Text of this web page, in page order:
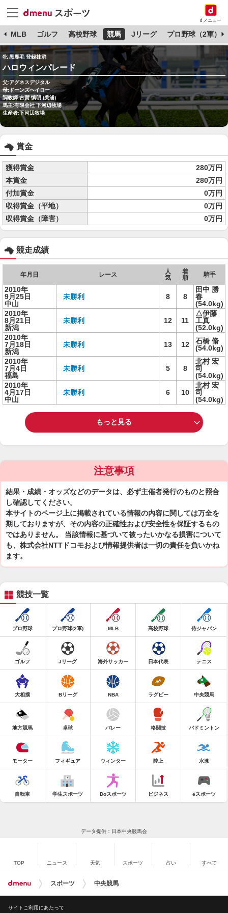
dメニュー
MLB ゴルフ 高校野球 競馬 Jリーグ プロ野球（2軍）
牝 黒鹿毛 登録抹消
ハロウィンパレード
父:アグネスデジタル
母:ドーンズヘイロー
調教師:古賀 慎明 (美浦)
馬主:有限会社 下河辺牧場
生産者:下河辺牧場
賞金
獲得賞金
280万円
本賞金
280万円
付加賞金
0万円
収得賞金（平地）
0万円
収得賞金（障害）
0万円
競走成績
年月日 レース
人
気
着
順
騎手
2010年
9月25日
中山
未勝利 8 8
田中 勝
春
(54.0kg)
2010年
8月21日
新潟
未勝利 12 11
△伊藤
工真
(52.0kg)
2010年
7月18日
新潟
未勝利 13 12
石橋 脩
(54.0kg)
2010年
7月4日
福島
未勝利 5 8
北村 宏
司
(54.0kg)
2010年
4月17日
中山
未勝利 6 10
北村 宏
司
(54.0kg)
もっと見る
注意事項
結果・成績・オッズなどのデータは、必ず主催者発行のものと照合
し確認してください。
本サイトのページ上に掲載されている情報の内容に関しては万全を
期しておりますが、その内容の正確性および安全性を保証するもの
ではありません。 当該情報に基づいて被ったいかなる損害について
も、株式会社NTTドコモおよび情報提供者は一切の責任を負いかね
ます。
競技一覧
プロ野球 プロ野球(2軍) MLB 高校野球 侍ジャパン
ゴルフ Jリーグ 海外サッカー 日本代表 テニス
大相撲 Bリーグ NBA ラグビー 中央競馬
地方競馬 卓球 バレー 格闘技 バドミントン
モーター フィギュア ウィンター 陸上 水泳
自転車 学生スポーツ Doスポーツ ビジネス eスポーツ
データ提供：日本中央競馬会
TOP ニュース 天気 スポーツ 占い すべて
スポーツ 中央競馬
サイトご利用にあたって